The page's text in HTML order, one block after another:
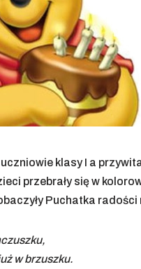
klasy I a
przebrały się w
Puchatka radości
w brzuszku.